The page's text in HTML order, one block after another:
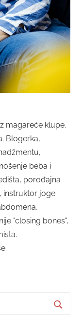
magareće klupe.
Blogerka,
beba i
porođajna
instruktor joge
"closing bones",